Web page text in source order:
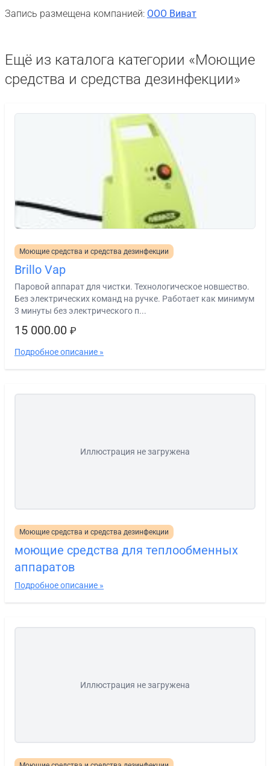
Запись размещена компанией: ООО Виват
Ещё из каталога категории «Моющие
средства и средства дезинфекции»
Моющие средства и средства дезинфекции
Brillo Vap
Паровой аппарат для чистки. Технологическое новшество.
Без электрических команд на ручке. Работает как минимум
3 минуты без электрического п...
15 000.00 ₽
Подробное описание »
Иллюстрация не загружена
Моющие средства и средства дезинфекции
моющие средства для теплообменных
аппаратов
Подробное описание »
Иллюстрация не загружена